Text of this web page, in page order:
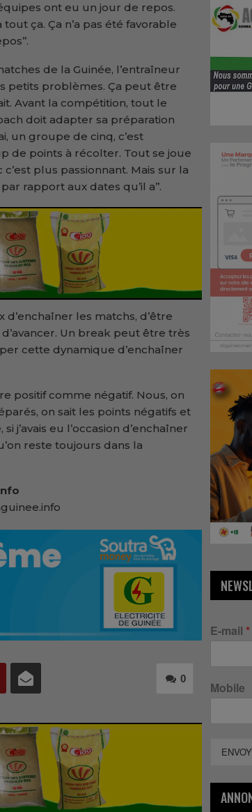
ont eu un jour de repos.
ça. Ça n’a pas été favorable
de la Guinée, l’entraîneur
petits problèmes. Ça peut être
Avant la compétition, tout le
doit adapter sa préparation
un groupe de cinq, c’est
de points à récolter. Tout se joue
plus passionnant. Mais sur la
rapport aux dates qu’il a’’.
d’enchaîner les matchs, d’être
Un break peut être très
cette dynamique d’enchaîner
positif comme négatif. Nous, on
on sait les points négatifs et
j’avais eu l’occasion d’enchaîner
reste toujours dans la
0
E-mail *
Mobile